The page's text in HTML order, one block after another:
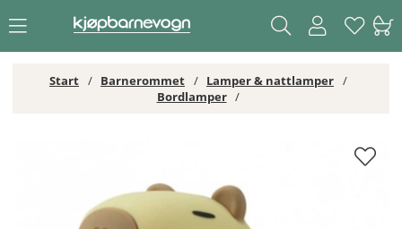
Start Barnerommet
Lamper & nattlamper
Bordlamper